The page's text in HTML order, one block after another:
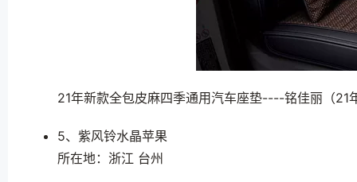
21年新款全包皮麻四季通用汽车座垫----铭佳丽（
5、紫风铃水晶苹果
所在地：浙江 台州